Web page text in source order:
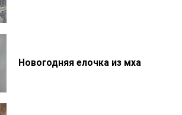
Новогодняя елочка из мха